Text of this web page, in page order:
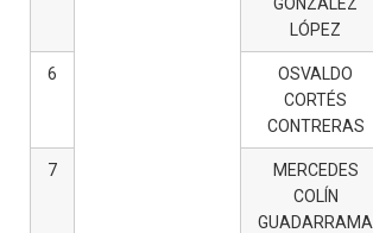
LÓPEZ
6
OSVALDO
CORTÉS
CONTRERAS
7
MERCEDES
COLÍN
GUADARRAMA